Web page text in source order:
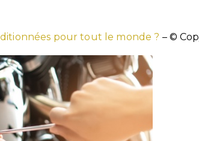
pour tout le monde ? – ©